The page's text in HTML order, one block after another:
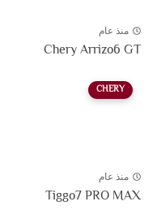
منذ عام
Chery Arrizo6 GT
CHERY
منذ عام
Tiggo7 PRO MAX